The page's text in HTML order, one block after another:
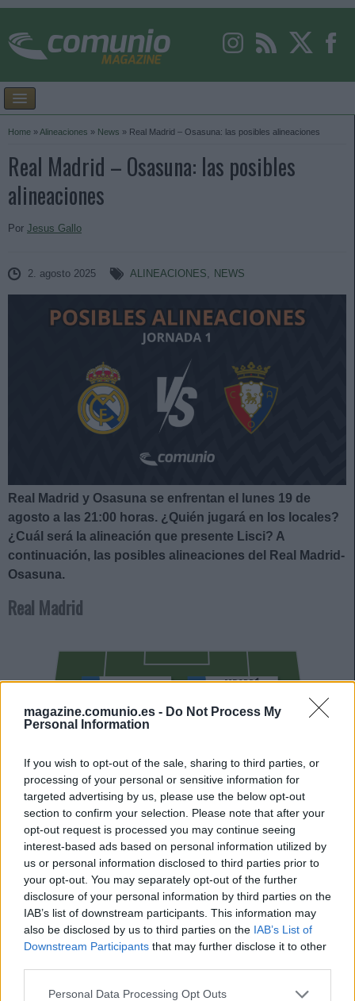
magazine.comunio.es - Do Not Process My
Personal Information
If you wish to opt-out of the sale, sharing to third parties, or
processing of your personal or sensitive information for
targeted advertising by us, please use the below opt-out
section to confirm your selection. Please note that after your
opt-out request is processed you may continue seeing
interest-based ads based on personal information utilized by
us or personal information disclosed to third parties prior to
your opt-out. You may separately opt-out of the further
disclosure of your personal information by third parties on the
IAB’s list of downstream participants. This information may
also be disclosed by us to third parties on the IAB’s List of
Downstream Participants that may further disclose it to other
Please note that this website/app uses one or more Google
Personal Data Processing Opt Outs
Home »Alineaciones » News » Real Madrid – Osasuna: las posibles alineaciones
Real Madrid – Osasuna: las posibles
alineaciones
Por Jesus Gallo
2. agosto 2025 ALINEACIONES, NEWS
Real Madrid y Osasuna se enfrentan el lunes 19 de
agosto a las 21:00 horas. ¿Quién jugará en los locales?
¿Cuál será la alineación que presente Lisci? A
continuación, las posibles alineaciones del Real Madrid-
Osasuna.
Real Madrid
COURTOIS
CARVAJAL
CARRERAS
ASENCIO
CAMAVINGA
PITARCH
GONZALO MBAPPÉ